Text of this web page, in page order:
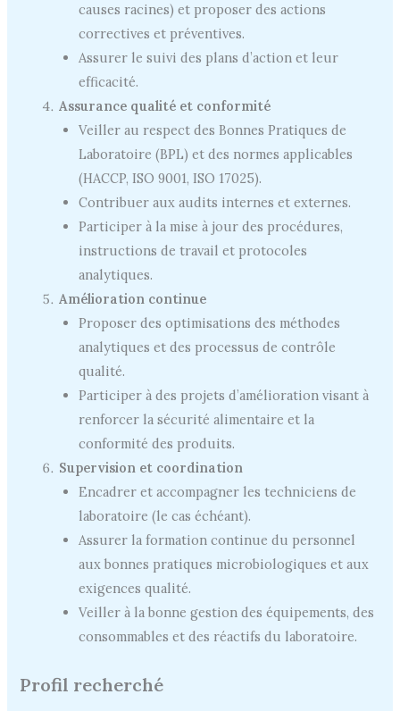
causes racines) et proposer des actions
correctives et préventives.
Assurer le suivi des plans d’action et leur
efficacité.
Assurance qualité et conformité
Veiller au respect des Bonnes Pratiques de
Laboratoire (BPL) et des normes applicables
(HACCP, ISO 9001, ISO 17025).
Contribuer aux audits internes et externes.
Participer à la mise à jour des procédures,
instructions de travail et protocoles
analytiques.
Amélioration continue
Proposer des optimisations des méthodes
analytiques et des processus de contrôle
qualité.
Participer à des projets d’amélioration visant à
renforcer la sécurité alimentaire et la
conformité des produits.
Supervision et coordination
Encadrer et accompagner les techniciens de
laboratoire (le cas échéant).
Assurer la formation continue du personnel
aux bonnes pratiques microbiologiques et aux
exigences qualité.
Veiller à la bonne gestion des équipements, des
consommables et des réactifs du laboratoire.
Profil recherché